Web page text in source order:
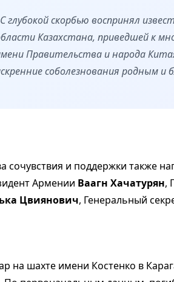
глубокой скорбью воспринял
Казахстана, приведшей к
Правительства и народа
соболезнования родным и
сочувствия и поддержки также
Армении Ваагн Хачатурян,
Цвиянович, Генеральный
на шахте имени Костенко в